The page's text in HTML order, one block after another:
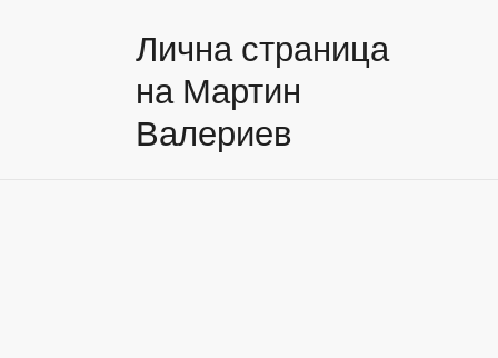
Лична страница
на Мартин
Валериев